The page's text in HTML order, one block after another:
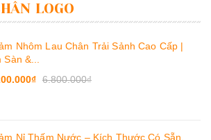
LOGO
Nhôm Lau Chân Trải Sảnh Cao Cấp |
Sàn &...
6.800.000₫
Nỉ Thấm Nước – Kích Thước Có Sẵn,